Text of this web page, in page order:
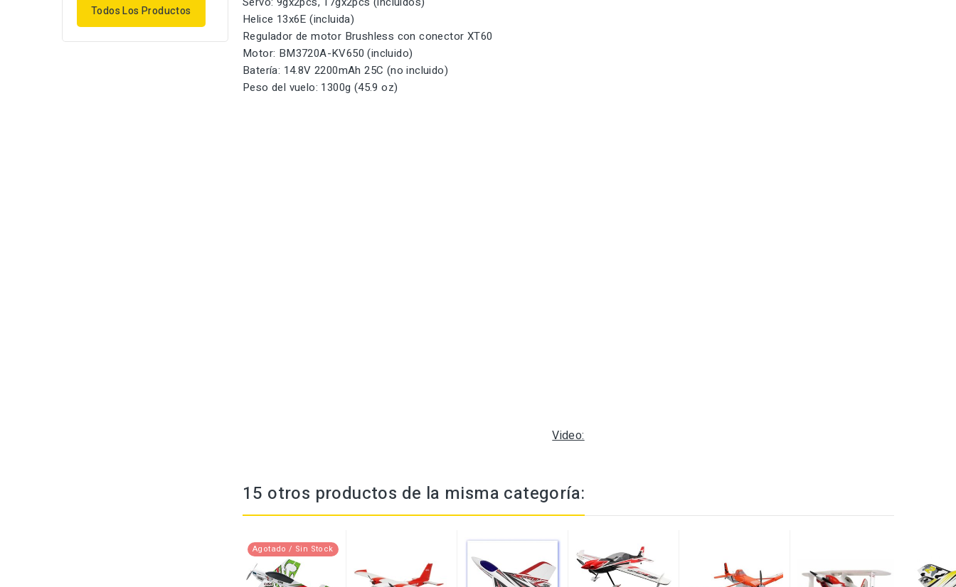
Todos Los Productos
Helice 13x6E (incluida)
Regulador de motor Brushless con conector XT60
Motor: BM3720A-KV650 (incluido)
Batería: 14.8V 2200mAh 25C (no incluido)
Peso del vuelo: 1300g (45.9 oz)
Video:
15 otros productos de la misma categoría:
Agotado / Sin Stock